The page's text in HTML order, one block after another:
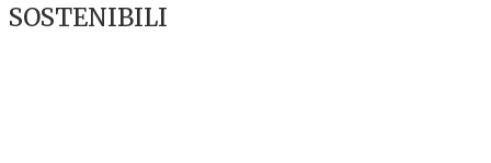
SOSTENIBILI